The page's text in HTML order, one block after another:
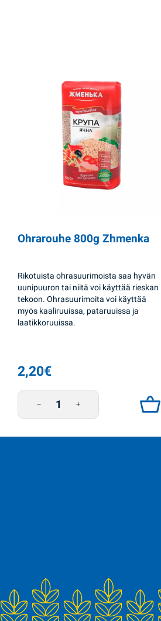
Ohrarouhe 800g Zhmenka
Rikotuista ohrasuurimoista saa hyvän
uunipuuron tai niitä voi käyttää rieskan
tekoon. Ohrasuurimoita voi käyttää
myös kaaliruuissa, pataruuissa ja
laatikkoruuissa.
2,20€
Ohrarouhe 800g Zhmenka määrä